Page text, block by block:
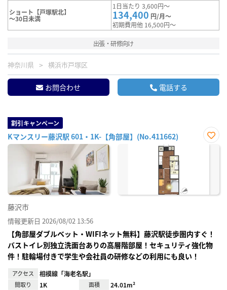
ショート【戸塚駅北】
～30日未満
1日当たり 3,600円～
134,400 円/月～
初期費用他 16,500円～
出張・研修向け
神奈川県 横浜市戸塚区
お問合わせ 電話する
割引キャンペーン
Kマンスリー藤沢駅 601・1K-【角部屋】(No.411662)
お気
藤沢市
情報更新日 2026/08/02 13:56
【角部屋ダブルベット・WIFIネット無料】藤沢駅徒歩圏内すぐ！
バストイレ別独立洗面台ありの高層階部屋！セキュリティ強化物
件！駐輪場付きで学生や会社員の研修などの利用にも良い！
アクセス 相模線「海老名駅」
間取り 1K 面積 24.01m²